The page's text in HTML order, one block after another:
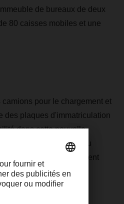
de bureaux de deux
80 caisses mobiles et une
pour le chargement et
des plaques d'immatriculation
dans cette nouvelle
en eau
et à contrôle intelligent